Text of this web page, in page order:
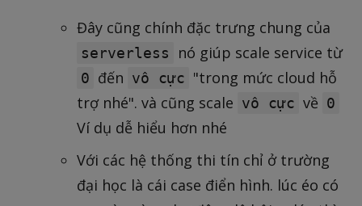
Đây cũng chính đặc trưng chung của
serverless nó giúp scale service từ
0 đến vô cực "trong mức cloud hỗ
trợ nhé". và cũng scale vô cực về 0
Ví dụ dễ hiểu hơn nhé
Với các hệ thống thi tín chỉ ở trường
đại học là cái case điển hình. lúc éo có